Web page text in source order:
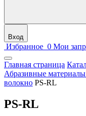
Вход
Избранное 0 Мои
Главная страница
Абразивные
волокно PS-RL
PS-RL